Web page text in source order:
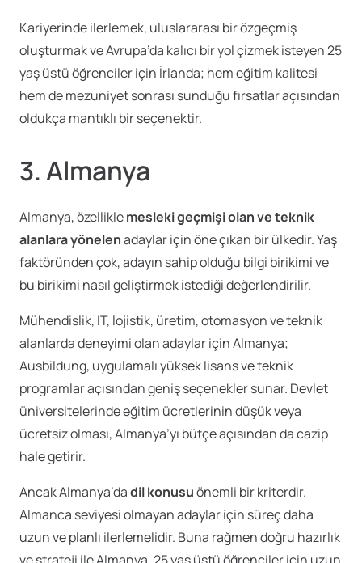
Kariyerinde ilerlemek, uluslararası bir özgeçmiş
oluşturmak ve Avrupa’da kalıcı bir yol çizmek isteyen 25
yaş üstü öğrenciler için İrlanda; hem eğitim kalitesi
hem de mezuniyet sonrası sunduğu fırsatlar açısından
oldukça mantıklı bir seçenektir.
3.Almanya
Almanya, özelliklemesleki geçmişi olan ve teknik
alanlara yönelenadaylar için öne çıkan bir ülkedir. Yaş
faktöründen çok, adayın sahip olduğu bilgi birikimi ve
bu birikimi nasıl geliştirmek istediği değerlendirilir.
Mühendislik, IT, lojistik, üretim, otomasyon ve teknik
alanlarda deneyimi olan adaylar için Almanya;
Ausbildung, uygulamalı yüksek lisans ve teknik
programlar açısından geniş seçenekler sunar. Devlet
üniversitelerinde eğitim ücretlerinin düşük veya
ücretsiz olması, Almanya’yı bütçe açısından da cazip
hale getirir.
Ancak Almanya’dadil konusuönemli bir kriterdir.
Almanca seviyesi olmayan adaylar için süreç daha
uzun ve planlı ilerlemelidir. Buna rağmen doğru hazırlık